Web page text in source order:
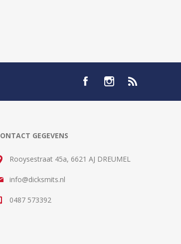
GEGEVENS
Rooysestraat 45a, 6621 AJ DREUMEL
info@dicksmits.nl
0487 573392